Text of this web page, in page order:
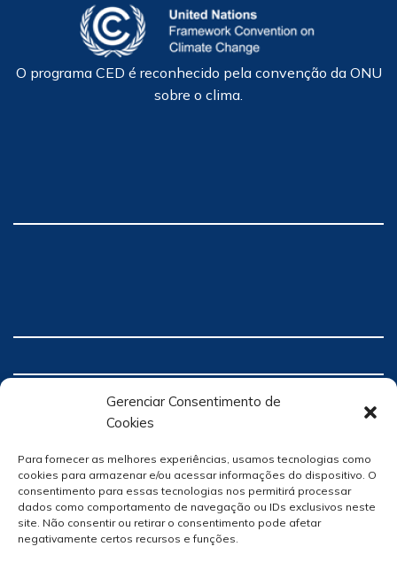
Gerenciar Consentimento de
Cookies
Para fornecer as melhores experiências, usamos tecnologias como
cookies para armazenar e/ou acessar informações do dispositivo. O
consentimento para essas tecnologias nos permitirá processar
dados como comportamento de navegação ou IDs exclusivos neste
site. Não consentir ou retirar o consentimento pode afetar
negativamente certos recursos e funções.
O programa CED é reconhecido pela convenção da ONU
sobre o clima.